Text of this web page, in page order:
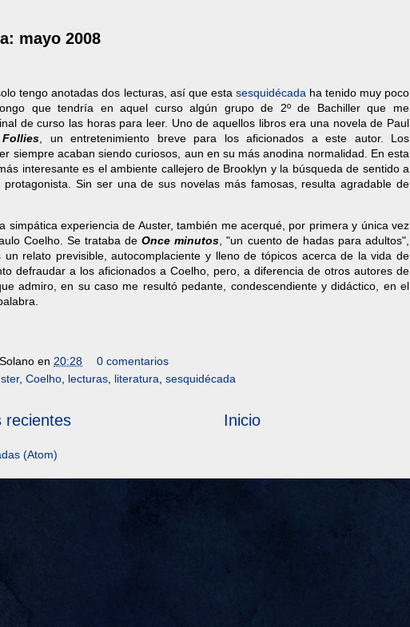
mayo 2008
tengo anotadas dos lecturas, así que esta sesquidécada ha tenido muy poco
que tendría en aquel curso algún grupo de 2º de Bachiller que me
de curso las horas para leer. Uno de aquellos libros era una novela de Paul
, un entretenimiento breve para los aficionados a este autor. Los
siempre acaban siendo curiosos, aun en su más anodina normalidad. En esta
interesante es el ambiente callejero de Brooklyn y la búsqueda de sentido a
protagonista. Sin ser una de sus novelas más famosas, resulta agradable de
simpática experiencia de Auster, también me acerqué, por primera y única vez
Coelho. Se trataba deOnce minutos , "un cuento de hadas para adultos",
relato previsible, autocomplaciente y lleno de tópicos acerca de la vida de
defraudar a los aficionados a Coelho, pero, a diferencia de otros autores de
admiro, en su caso me resultó pedante, condescendiente y didáctico, en el
en 20:28
0 comentarios
, Coelho lecturas literatura sesquidécada
recientes Inicio
(Atom)